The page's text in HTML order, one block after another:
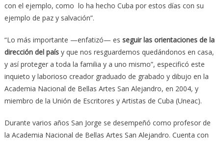
con el ejemplo, como lo ha hecho Cuba por estos días con su
ejemplo de paz y salvación”.
“Lo más importante —enfatizó— es seguir las orientaciones de la
dirección del paísy que nos resguardemos quedándonos en casa,
y así proteger a toda la familia y a uno mismo”, especificó este
inquieto y laborioso creador graduado de grabado y dibujo en la
Academia Nacional de Bellas Artes San Alejandro, en 2004, y
miembro de la Unión de Escritores y Artistas de Cuba (Uneac).
Durante varios años San Jorge se desempeñó como profesor de
la Academia Nacional de Bellas Artes San Alejandro. Cuenta con